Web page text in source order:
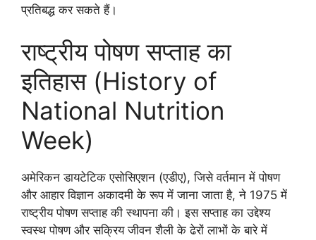
प्रतिबद्ध कर सकते हैं।
राष्ट्रीय पोषण सप्ताह का
इतिहास (History of
National Nutrition
Week)
अमेरिकन डायटेटिक एसोसिएशन (एडीए), जिसे वर्तमान में पोषण
और आहार विज्ञान अकादमी के रूप में जाना जाता है, ने 1975 में
राष्ट्रीय पोषण सप्ताह की स्थापना की। इस सप्ताह का उद्देश्य
स्वस्थ पोषण और सक्रिय जीवन शैली के ढेरों लाभों के बारे में